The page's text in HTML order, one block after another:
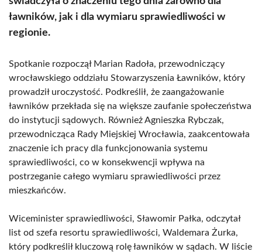
ławników, jak i dla wymiaru sprawiedliwości w
regionie.
Spotkanie rozpoczął Marian Radoła, przewodniczący
wrocławskiego oddziału Stowarzyszenia Ławników, który
prowadził uroczystość. Podkreślił, że zaangażowanie
ławników przekłada się na większe zaufanie społeczeństwa
do instytucji sądowych. Również Agnieszka Rybczak,
przewodnicząca Rady Miejskiej Wrocławia, zaakcentowała
znaczenie ich pracy dla funkcjonowania systemu
sprawiedliwości, co w konsekwencji wpływa na
postrzeganie całego wymiaru sprawiedliwości przez
mieszkańców.
Wiceminister sprawiedliwości, Sławomir Pałka, odczytał
list od szefa resortu sprawiedliwości, Waldemara Żurka,
który podkreślił kluczową rolę ławników w sądach. W liście